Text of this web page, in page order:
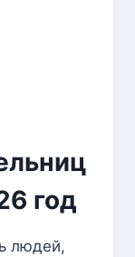
год
людей,